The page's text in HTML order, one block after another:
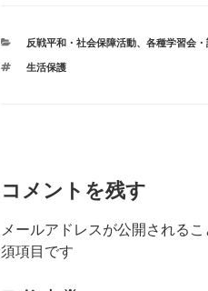
カ
ゴ
反戦平和・社会保障活動、 各種学習会・
タ
生活保護
コメントを残す
メールアドレスが公開される
須項目です